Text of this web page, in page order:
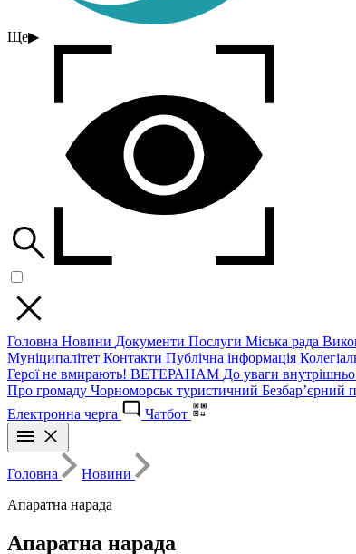
Ще▶
Головна Новини Документи Послуги Міська рада
Муніципалітет Контакти Публічна інформація
Герої не вмирають! ВЕТЕРАНАМ До уваги
Про громаду Чорноморськ туристичний Безбар’єрний
Електронна черга
Чатбот
Головна
Новини
Апаратна нарада
Апаратна нарада